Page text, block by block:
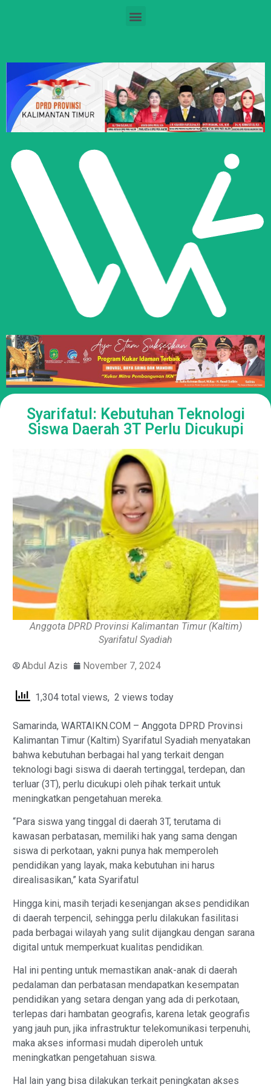
Syarifatul: Kebutuhan Teknologi
Siswa Daerah 3T Perlu Dicukupi
Anggota DPRD Provinsi Kalimantan Timur (Kaltim)
Syarifatul Syadiah
Abdul Azis November 7, 2024
1,304 total views, 2 views today
Samarinda, WARTAIKN.COM – Anggota DPRD Provinsi
Kalimantan Timur (Kaltim) Syarifatul Syadiah menyatakan
bahwa kebutuhan berbagai hal yang terkait dengan
teknologi bagi siswa di daerah tertinggal, terdepan, dan
terluar (3T), perlu dicukupi oleh pihak terkait untuk
meningkatkan pengetahuan mereka.
“Para siswa yang tinggal di daerah 3T, terutama di
kawasan perbatasan, memiliki hak yang sama dengan
siswa di perkotaan, yakni punya hak memperoleh
pendidikan yang layak, maka kebutuhan ini harus
direalisasikan,” kata Syarifatul
Hingga kini, masih terjadi kesenjangan akses pendidikan
di daerah terpencil, sehingga perlu dilakukan fasilitasi
pada berbagai wilayah yang sulit dijangkau dengan sarana
digital untuk memperkuat kualitas pendidikan.
Hal ini penting untuk memastikan anak-anak di daerah
pedalaman dan perbatasan mendapatkan kesempatan
pendidikan yang setara dengan yang ada di perkotaan,
terlepas dari hambatan geografis, karena letak geografis
yang jauh pun, jika infrastruktur telekomunikasi terpenuhi,
maka akses informasi mudah diperoleh untuk
meningkatkan pengetahuan siswa.
Hal lain yang bisa dilakukan terkait peningkatan akses